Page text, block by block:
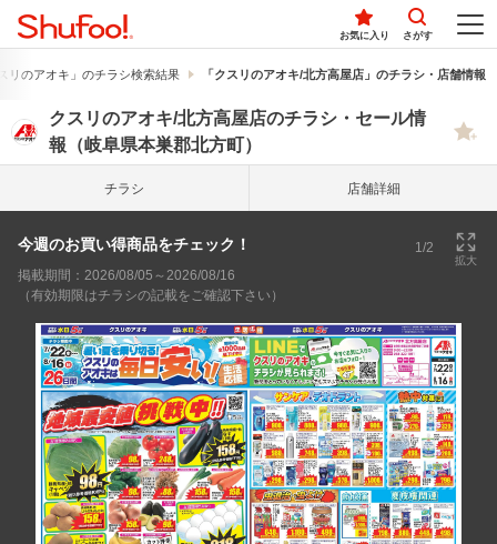
お気に入り さがす
リのアオキ」のチラシ検索結果 「クスリのアオキ/北方高屋店」のチラシ・店舗情報
クスリのアオキ/北方高屋店のチラシ・セール情
報（岐阜県本巣郡北方町）
チラシ 店舗詳細
今週のお買い得商品をチェック！ 1/2
拡大
掲載期間：2026/08/05～2026/08/16
（有効期限はチラシの記載をご確認下さい）